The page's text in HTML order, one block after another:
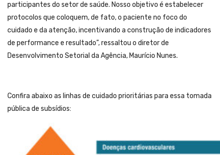
participantes do setor de saúde. Nosso objetivo é estabelecer
protocolos que coloquem, de fato, o paciente no foco do
cuidado e da atenção, incentivando a construção de indicadores
de performance e resultado”, ressaltou o diretor de
Desenvolvimento Setorial da Agência, Maurício Nunes.
Confira abaixo as linhas de cuidado prioritárias para essa tomada
pública de subsídios: